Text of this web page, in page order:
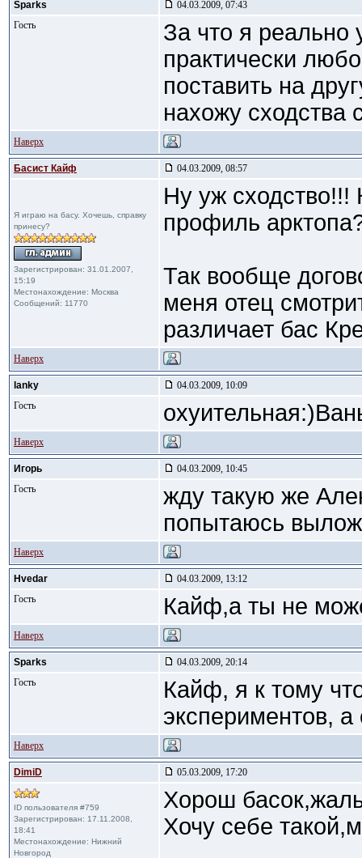
Sparks
04.03.2009, 07:43
Гость
За что я реально
практически
поставить на
нахожу
Наверх
Басист Кайф 04.03.2009, 08:57
Я играю на басу. Хочешь, справку
принесу?
Зарегистрирован: 31.01.2007,
15:19
Местонахождение: Москва
Сообщений: 11770
Ну уж сходство!!!
профиль
Так вообще
меня отец
различает бас
Наверх
lanky
04.03.2009, 10:09
Гость
Наверх
Игорь
04.03.2009, 10:45
Гость
жду такую же
попытаюсь
Наверх
Hvedar
04.03.2009, 13:12
Гость
Кайф,а ты не
Наверх
Sparks
04.03.2009, 20:14
Гость
Кайф, я к тому
экспериментов,
Наверх
DimiD 05.03.2009, 17:20
ID пользователя #759
Зарегистрирован: 17.11.2008,
18:41
Местонахождение: Нижний
Новгород
Хорош
Хочу себе